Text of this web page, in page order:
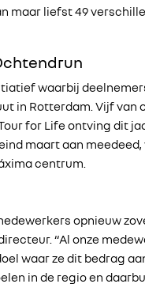
maar liefst 49
waarbij
in Rotterdam. Vijf van
for Life ontving dit
maart aan
centrum.
opnieuw
“Al onze
waar ze dit bedrag
in de regio en